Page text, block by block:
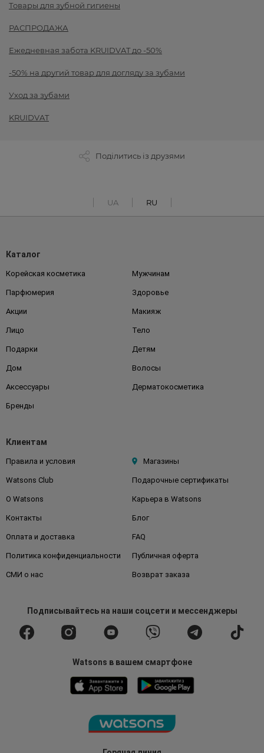
Товары для зубной гигиены
РАСПРОДАЖА
Ежедневная забота KRUIDVAT до -50%
-50% на другий товар для догляду за зубами
Уход за зубами
KRUIDVAT
Поділитись із друзями
UA RU
Каталог
Корейская косметика Мужчинам
Парфюмерия Здоровье
Акции Макияж
Лицо Тело
Подарки Детям
Дом Волосы
Аксессуары Дерматокосметика
Бренды
Клиентам
Правила и условия Магазины
Watsons Club Подарочные сертификаты
О Watsons Карьера в Watsons
Контакты Блог
Оплата и доставка FAQ
Политика конфиденциальности Публичная оферта
СМИ о нас Возврат заказа
Подписывайтесьна наши соцсети и мессенджеры
Watsons в вашем смартфоне